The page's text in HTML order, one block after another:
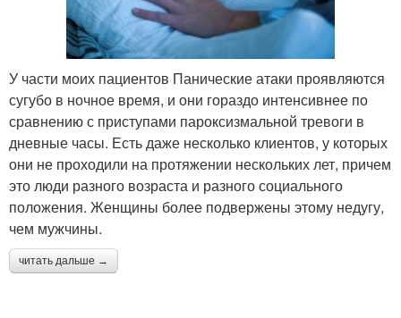
У части моих пациентов Панические атаки проявляются
сугубо в ночное время, и они гораздо интенсивнее по
сравнению с приступами пароксизмальной тревоги в
дневные часы. Есть даже несколько клиентов, у которых
они не проходили на протяжении нескольких лет, причем
это люди разного возраста и разного социального
положения. Женщины более подвержены этому недугу,
чем мужчины.
читать дальше →